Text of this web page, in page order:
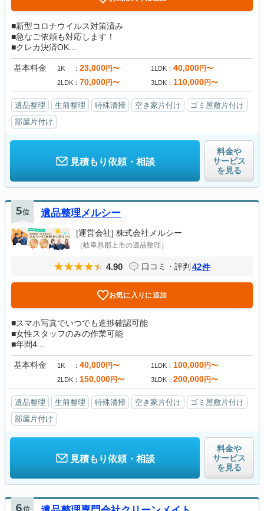
■新型コロナウイルス対策済み
■急なご依頼も対応します！
■クレカ決済OK...
基本料金 1K 23,000円〜 1LDK 40,000円〜
2LDK 70,000円〜 3LDK 110,000円〜
遺品整理 生前整理 特殊清掃 空き家片付け
ゴミ屋敷片付け
部屋片付け
見積もり依頼・相談
料金や
サービス
を見る
5位 遺品整理メルシー
[運営会社] 株式会社メルシー
（岐阜県郡上市の遺品整理）
4.90 口コミ・評判 42件
お気に入りに追加
■スマホ写真でいつでも進捗確認可能
■女性スタッフのみの作業可能
■年間4...
基本料金 1K 40,000円〜 1LDK 100,000円〜
2LDK 150,000円〜 3LDK 200,000円〜
遺品整理 生前整理 特殊清掃 空き家片付け
ゴミ屋敷片付け
部屋片付け
見積もり依頼・相談
料金や
サービス
を見る
6位